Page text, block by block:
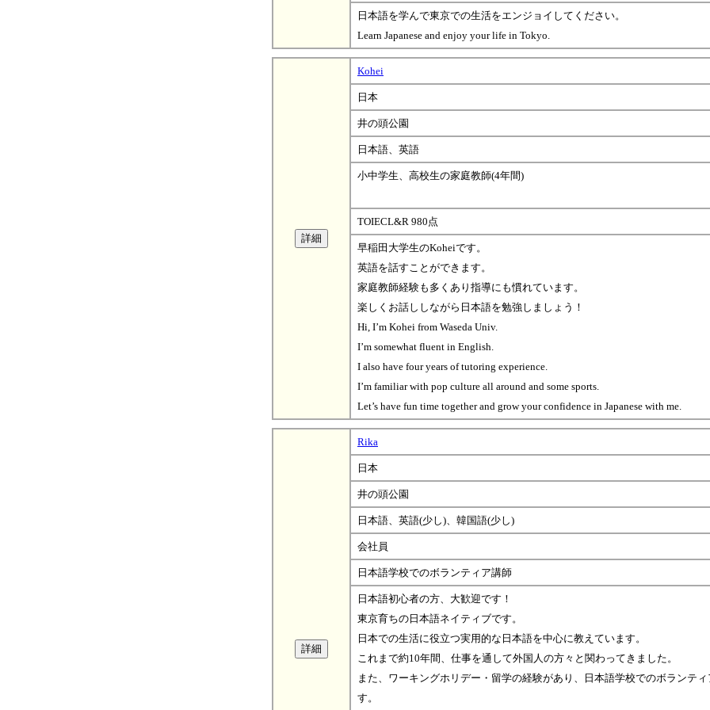
日本語を学んで東京での生活をエンジョイしてください。
Learn Japanese and enjoy your life in Tokyo.
Kohei
日本
井の頭公園
日本語、英語
小中学生、高校生の家庭教師(4年間)
TOIECL&R 980点
早稲田大学生のKoheiです。
英語を話すことができます。
家庭教師経験も多くあり指導にも慣れています。
楽しくお話ししながら日本語を勉強しましょう！
Hi, I’m Kohei from Waseda Univ.
I’m somewhat fluent in English.
I also have four years of tutoring experience.
I’m familiar with pop culture all around and some sports.
Let’s have fun time together and grow your confidence in Japanese with me.
Rika
日本
井の頭公園
日本語、英語(少し)、韓国語(少し)
会社員
日本語学校でのボランティア講師
日本語初心者の方、大歓迎です！
東京育ちの日本語ネイティブです。
日本での生活に役立つ実用的な日本語を中心に教えています。
これまで約10年間、仕事を通して外国人の方々と関わってきました。
また、ワーキングホリデー・留学の経験があり、日本語学校でのボランティ
す。